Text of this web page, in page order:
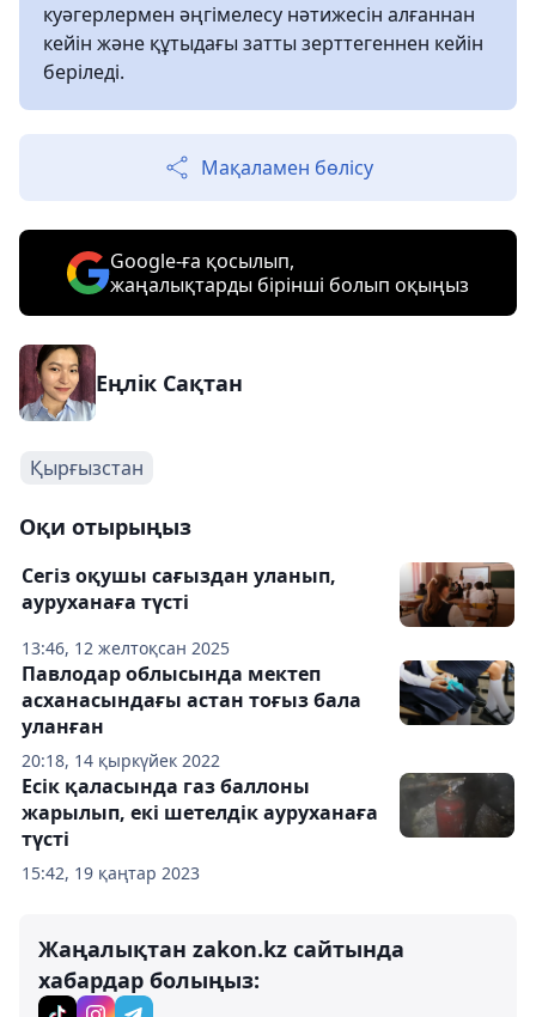
куәгерлермен әңгімелесу нәтижесін алғаннан
кейін және құтыдағы затты зерттегеннен кейін
беріледі.
Мақаламен бөлісу
Google-ға қосылып,
жаңалықтарды бірінші болып оқыңыз
Еңлік Сақтан
Қырғызстан
Оқи отырыңыз
13:46, 12 желтоқсан 2025
Сегіз оқушы сағыздан уланып,
ауруханаға түсті
20:18, 14 қыркүйек 2022
Павлодар облысында мектеп
асханасындағы астан тоғыз бала
уланған
15:42, 19 қаңтар 2023
Есік қаласында газ баллоны
жарылып, екі шетелдік ауруханаға
түсті
Жаңалықтан zakon.kz сайтында
хабардар болыңыз: